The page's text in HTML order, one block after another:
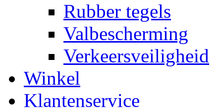
Rubber tegels
Valbescherming
Verkeersveiligheid
Winkel
Klantenservice